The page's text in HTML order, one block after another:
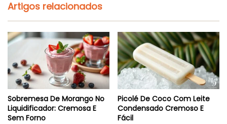
Artigos relacionados
Sobremesa De Morango No
Liquidificador: Cremosa E
Sem Forno
Picolé De Coco Com Leite
Condensado Cremoso E
Fácil